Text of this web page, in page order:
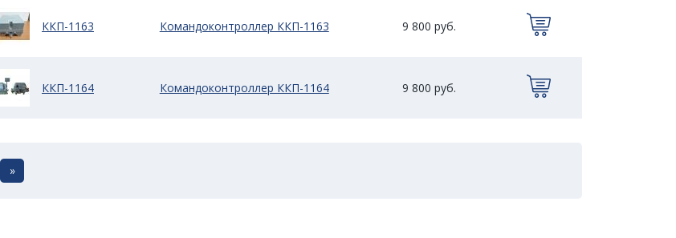
ККП-1163 Командоконтроллер ККП-1163 9 800 руб.
ККП-1164 Командоконтроллер ККП-1164 9 800 руб.
»